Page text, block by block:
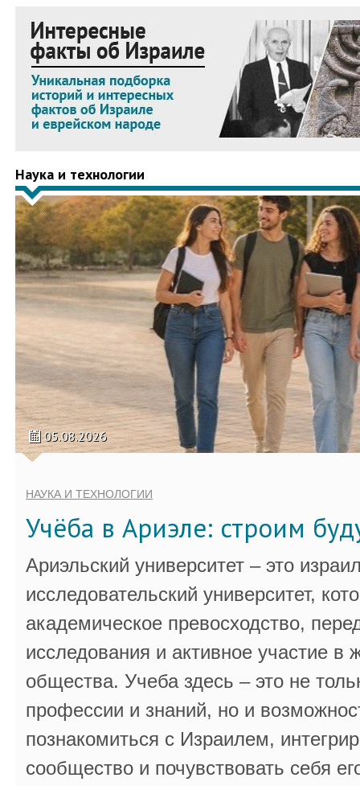
Наука и технологии
05.08.2026
НАУКА И ТЕХНОЛОГИИ
Учёба в Ариэле: строим
Ариэльский университет – это
исследовательский университет,
академическое превосходство,
исследования и активное участие в
общества. Учеба здесь – это не
профессии и знаний, но и
познакомиться с Израилем,
сообщество и почувствовать себя